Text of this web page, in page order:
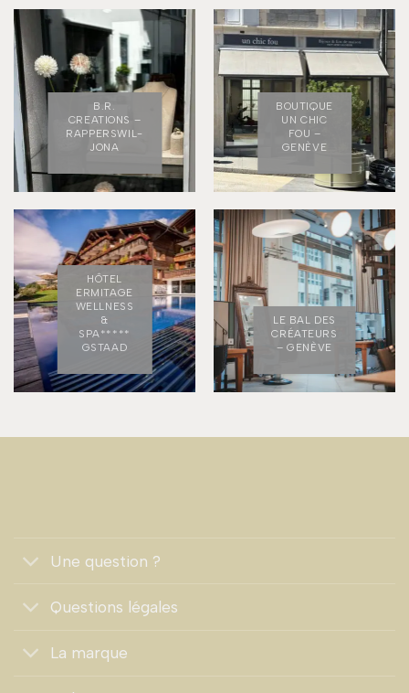
B.R.
CREATIONS –
RAPPERSWIL-
JONA
BOUTIQUE
UN CHIC
FOU –
GENÈVE
HÔTEL
ERMITAGE
WELLNESS
&
SPA*****
GSTAAD
LE BAL DES
CRÉATEURS
– GENÈVE
Une question ?
Questions légales
La marque